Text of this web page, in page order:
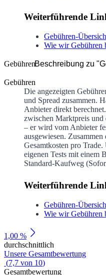
Weiterführende
Gebühren-
Wie wir Gebühren
GebührenBeschreibung zu
Gebühren
Die angezeigten
und Spread zusammen.
Anbieter direkt
zwischen Marktpreis und
– er wird vom Anbieter
ausgewiesen. Zusammen
Gesamtkosten pro
eigenen Tests mit einem
Standard-Kaufweg
Weiterführende
Gebühren-
Wie wir Gebühren
1,00 %
durchschnittlich
Unsere Gesamtbewertung
(7,7 von 10)
Gesamtbewertung